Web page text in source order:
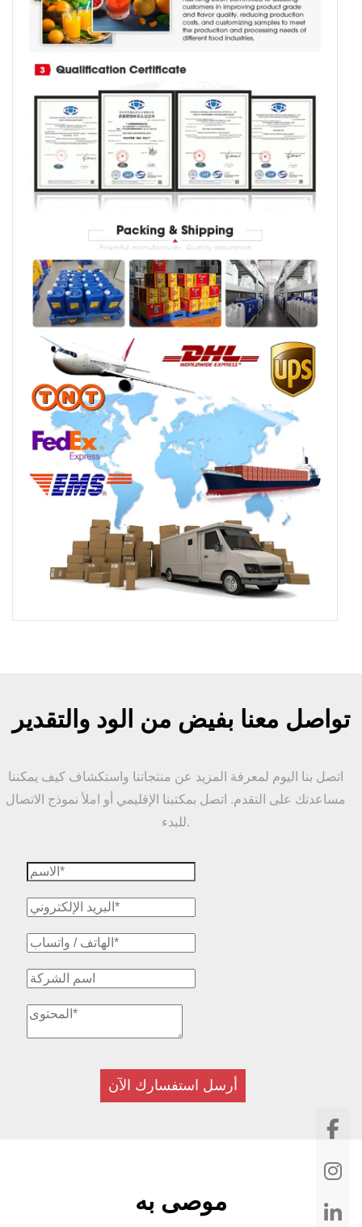
تواصل معنا بفيض من الود والتقدير
اتصل بنا اليوم لمعرفة المزيد عن منتجاتنا واستكشاف كيف يمكننا
مساعدتك على التقدم. اتصل بمكتبنا الإقليمي أو املأ نموذج الاتصال
للبدء.
أرسل استفسارك الآن
موصى به